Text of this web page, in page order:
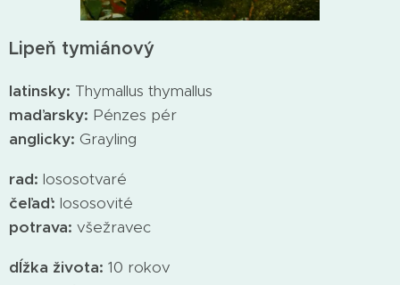
Lipeň tymiánový
latinsky: Thymallus thymallus
maďarsky: Pénzes pér
anglicky: Grayling
rad: lososotvaré
čeľaď: lososovité
potrava: všežravec
dĺžka života: 10 rokov